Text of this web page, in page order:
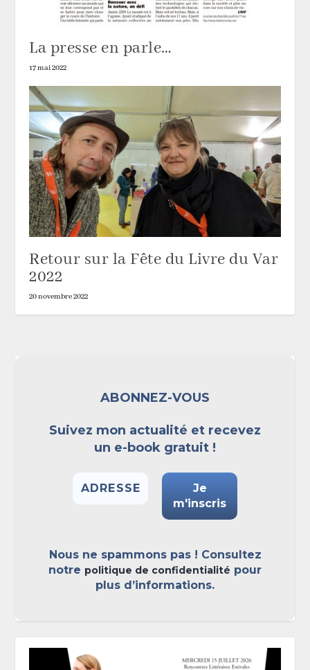
La presse en parle…
17 mai 2022
Retour sur la Fête du Livre du Var
2022
20 novembre 2022
ABONNEZ-VOUS
Suivez mon actualité et recevez
un e-book gratuit !
Nous ne spammons pas ! Consultez
notre politique de confidentialité pour
plus d’informations.